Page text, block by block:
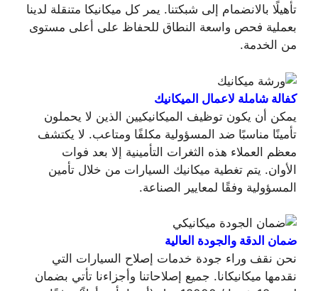
تأهيلًا بالانضمام إلى شبكتنا. يمر كل ميكانيكا متنقلة لدينا
بعملية فحص واسعة النطاق للحفاظ على أعلى مستوى
من الخدمة.
كفالة شاملة لاعمال الميكانيك
يمكن أن يكون توظيف الميكانيكيين الذين لا يحملون
تأمينًا مناسبًا ضد المسؤولية مكلفًا ومتاعب. لا يكتشف
معظم العملاء هذه الثغرات التأمينية إلا بعد فوات
الأوان. يتم تغطية ميكانيك السيارات من خلال تأمين
المسؤولية وفقًا لمعايير الصناعة.
ضمان الدقة والجودة العالية
نحن نقف وراء جودة خدمات إصلاح السيارات التي
نقدمها ميكانيكانا. جميع إصلاحاتنا وأجزاءنا تأتي بضمان